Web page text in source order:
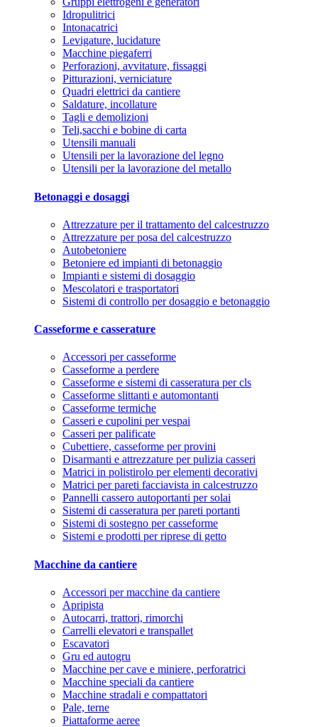
Idropulitrici
Intonacatrici
Levigature, lucidature
Macchine piegaferri
Perforazioni, avvitature, fissaggi
Pitturazioni, verniciature
Quadri elettrici da cantiere
Saldature, incollature
Tagli e demolizioni
Teli,sacchi e bobine di carta
Utensili manuali
Utensili per la lavorazione del legno
Utensili per la lavorazione del metallo
Betonaggi e dosaggi
Attrezzature per il trattamento del calcestruzzo
Attrezzature per posa del calcestruzzo
Autobetoniere
Betoniere ed impianti di betonaggio
Impianti e sistemi di dosaggio
Mescolatori e trasportatori
Sistemi di controllo per dosaggio e betonaggio
Casseforme e casserature
Accessori per casseforme
Casseforme a perdere
Casseforme e sistemi di casseratura per cls
Casseforme slittanti e automontanti
Casseforme termiche
Casseri e cupolini per vespai
Casseri per palificate
Cubettiere, casseforme per provini
Disarmanti e attrezzature per pulizia casseri
Matrici in polistirolo per elementi decorativi
Matrici per pareti facciavista in calcestruzzo
Pannelli cassero autoportanti per solai
Sistemi di casseratura per pareti portanti
Sistemi di sostegno per casseforme
Sistemi e prodotti per riprese di getto
Macchine da cantiere
Accessori per macchine da cantiere
Apripista
Autocarri, trattori, rimorchi
Carrelli elevatori e transpallet
Escavatori
Gru ed autogru
Macchine per cave e miniere, perforatrici
Macchine speciali da cantiere
Macchine stradali e compattatori
Pale, terne
Piattaforme aeree